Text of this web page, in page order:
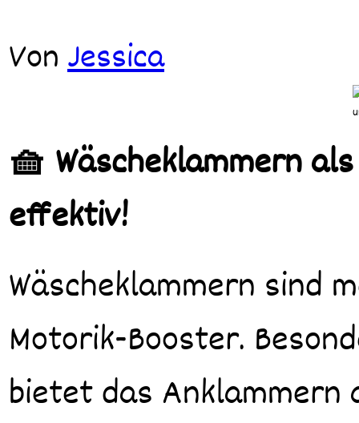
VonJessica
🧺 Wäscheklammern
effektiv!
Wäscheklammern sind mehr als Haushaltshelfer – sie sind echte
Motorik-Booster.
bietet das Anklammern